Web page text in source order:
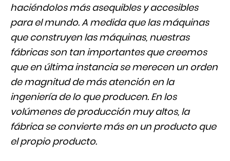
haciéndolos más asequibles y accesibles
para el mundo. A medida que las máquinas
que construyen las máquinas, nuestras
fábricas son tan importantes que creemos
que en última instancia se merecen un orden
de magnitud de más atención en la
ingeniería de lo que producen. En los
volúmenes de producción muy altos, la
fábrica se convierte más en un producto que
el propio producto.